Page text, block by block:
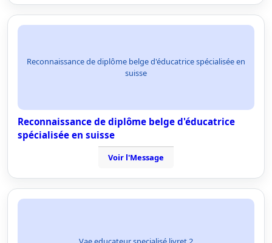
Reconnaissance de diplôme belge d'éducatrice spécialisée en
suisse
Reconnaissance de diplôme belge d'éducatrice
spécialisée en suisse
Voir l'Message